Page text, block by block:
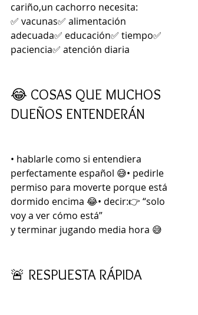
cariño,un cachorro necesita:
✅ vacunas✅ alimentación
adecuada✅ educación✅ tiempo✅
paciencia✅ atención diaria
😂 COSAS QUE MUCHOS
DUEÑOS ENTENDERÁN
• hablarle como si entendiera
perfectamente español 😅• pedirle
permiso para moverte porque está
dormido encima 😂• decir:👉 “solo
voy a ver cómo está”
y terminar jugando media hora 😅
🚨 RESPUESTA RÁPIDA